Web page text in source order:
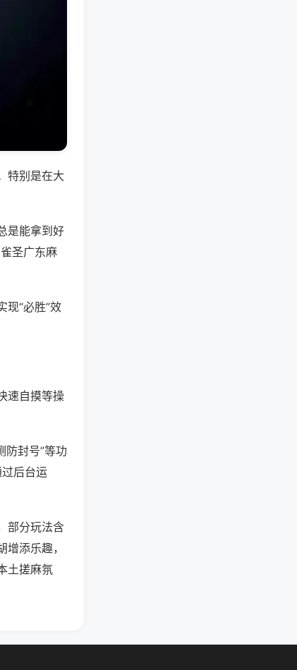
特别是在大
是能拿到好
圣广东麻
现“必胜”效
速自摸等操
防封号”等功
后台运
部分玩法含
添乐趣，
土搓麻氛